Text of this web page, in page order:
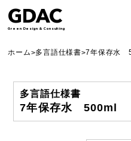
GDAC
Green Design & Consulting
ホーム>多言語仕様書>7年保存水
多言語仕様書
7年保存水 500ml